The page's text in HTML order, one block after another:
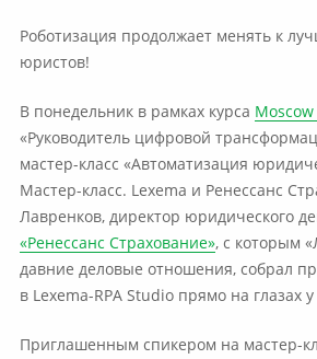
Роботизация продолжает менять к
юристов!
В понедельник в рамках курса
«Руководитель цифровой
мастер-класс «Автоматизация
Мастер-класс. Lexema и Ренессанс
Лавренков, директор юридического
«Ренессанс Страхование», с которым
давние деловые отношения, собрал
в Lexema-RPA Studio прямо на глазах
Приглашенным спикером на мастер-